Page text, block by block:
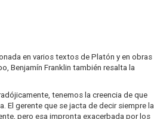
en varios textos de Platón y en obras
Benjamín Franklin también resalta la
tenemos la creencia de que
El gerente que se jacta de decir siempre la
pero esa impronta exacerbada por los